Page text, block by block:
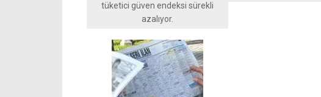
tüketici güven endeksi sürekli
azalıyor.